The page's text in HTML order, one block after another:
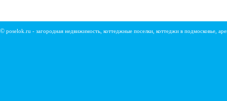
© poselok.ru - загородная недвижимость, коттеджные поселки, коттеджи в подмосковье,